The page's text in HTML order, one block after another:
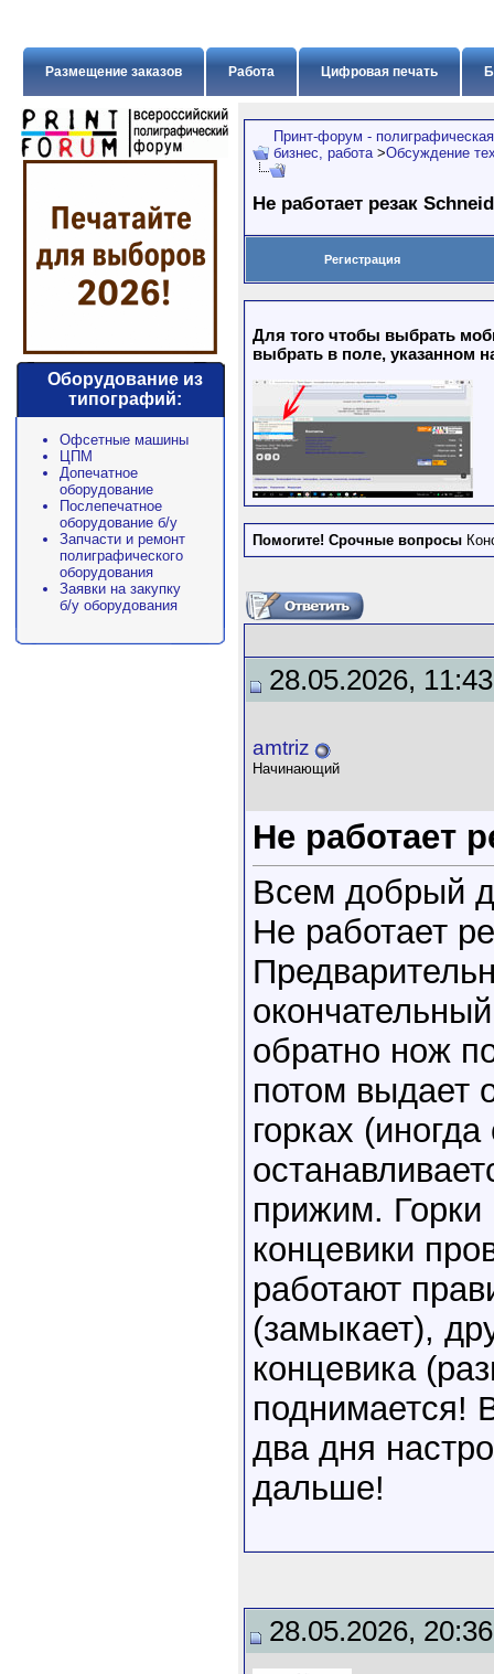
Цифровая печать
Работа
Размещение заказов
Оборудование из
типографий:
Офсетные машины
ЦПМ
Допечатное
оборудование
Послепечатное
оборудование б/у
Запчасти и ремонт
полиграфического
оборудования
Заявки на закупку
б/у оборудования
Принт-форум -
бизнес, работа >Обсуждение
Не работает резак
Регистрация
Для того чтобы выбрать
выбрать в поле, указанном
Помогите! Срочные вопросы
28.05.2026, 11:43
amtriz
Начинающий
Не работает
Всем добрый
Не работает
обратно нож
потом выдает
горках
прижим. Горки
концевики
работают
(замыкает),
концевика
поднимается!
два дня
дальше!
28.05.2026, 20:36